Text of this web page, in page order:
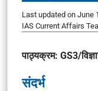
Last updated on June
IAS Current Affairs
पाठ्यक्रम: GS3/
संदर्भ